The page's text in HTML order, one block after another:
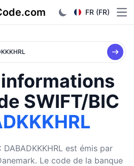
FR (FR)
SWIFT/BIC
DABADKKKHRL est émis par
Le code de la banque